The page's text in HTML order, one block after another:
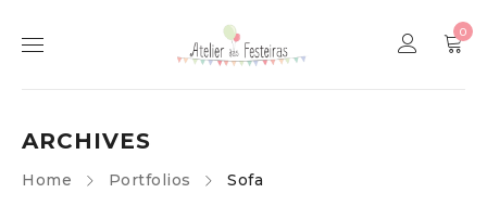
0
Home Portfolios Sofa
ARCHIVES